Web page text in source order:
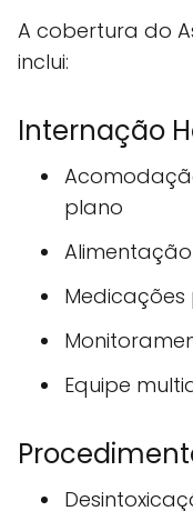
A cobertura do
inclui:
Internação
plano
Medicações
Equipe